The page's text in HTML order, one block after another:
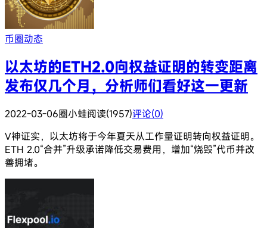
币圈动态
以太坊的ETH2.0向权益证明的转变距离
发布仅几个月，分析师们看好这一更新
2022-03-06圈小蛙阅读(1957)评论(0)
V神证实，以太坊将于今年夏天从工作量证明转向权益证明。
ETH 2.0“合并”升级承诺降低交易费用，增加“烧毁”代币并改
善拥堵。